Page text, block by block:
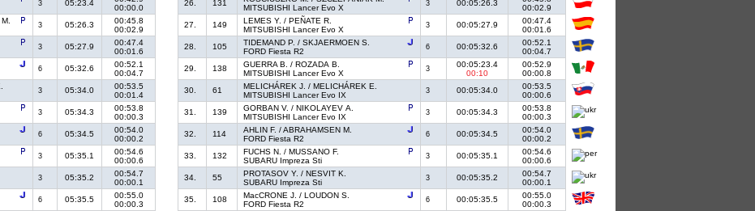
3 05:23.4
00:00.0
3 05:26.3
00:45.8
00:02.9
3 05:27.9
00:47.4
00:01.6
6 05:32.6
00:52.1
00:04.7
3 05:34.0
00:53.5
00:01.4
3 05:34.3
00:53.8
00:00.3
6 05:34.5
00:54.0
00:00.2
3 05:35.1
00:54.6
00:00.6
3 05:35.2
00:54.7
00:00.1
6 05:35.5
00:55.0
00:00.3
26.
131
MITSUBISHI Lancer Evo X
3 00:05:26.3
00:02.9
27.
149
LEMES Y. / PEÑATE R.
MITSUBISHI Lancer Evo X
3 00:05:27.9
00:47.4
00:01.6
28.
105
TIDEMAND P. / SKJAERMOEN S.
FORD Fiesta R2
6 00:05:32.6
00:52.1
00:04.7
29.
138
GUERRA B. / ROZADA B.
MITSUBISHI Lancer Evo X
3
00:05:23.4
00:10
00:52.9
00:00.8
30.
61
MELICHÁREK J. / MELICHÁREK E.
MITSUBISHI Lancer Evo IX
3 00:05:34.0
00:53.5
00:00.6
31.
139
GORBAN V. / NIKOLAYEV A.
MITSUBISHI Lancer Evo IX
3 00:05:34.3
00:53.8
00:00.3
32.
114
AHLIN F. / ABRAHAMSEN M.
FORD Fiesta R2
6 00:05:34.5
00:54.0
00:00.2
33.
132
FUCHS N. / MUSSANO F.
SUBARU Impreza Sti
3 00:05:35.1
00:54.6
00:00.6
34.
55
PROTASOV Y. / NESVIT K.
SUBARU Impreza Sti
3 00:05:35.2
00:54.7
00:00.1
35.
108
MacCRONE J. / LOUDON S.
FORD Fiesta R2
6 00:05:35.5
00:55.0
00:00.3